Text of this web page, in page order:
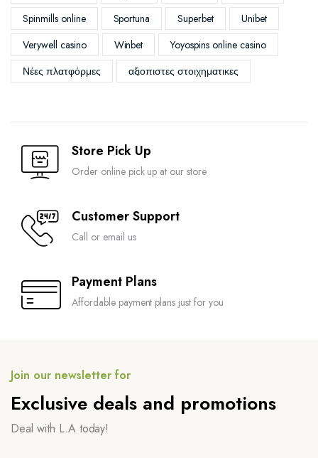
Spinmills online
Sportuna Superbet
Unibet
Verywell casino
Winbet
Yoyospins online casino
Νέες πλατφόρμες
αξιοπιστες στοιχηματικες
Store Pick Up
Order online pick up at our store
Customer Support
Call or email us
Payment Plans
Affordable payment plans just for you
Join our newsletter for
Exclusive deals and promotions
Deal with L.A today!